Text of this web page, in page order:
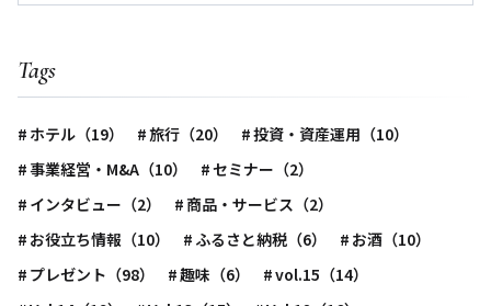
Tags
ホテル（19） 旅行（20）
投資・資産運用（10）
事業経営・M&A（10）
セミナー（2）
インタビュー（2）
商品・サービス（2）
お役立ち情報（10）
ふるさと納税（6）
お酒（10）
プレゼント（98）
趣味（6）
vol.15（14）